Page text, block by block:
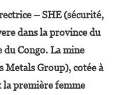
Dr
Lyse
Hamisi,
Directrice-
SHE
– SHE (sécurité,
dans la province du
Congo. La mine
Metals Group), cotée à
la première femme